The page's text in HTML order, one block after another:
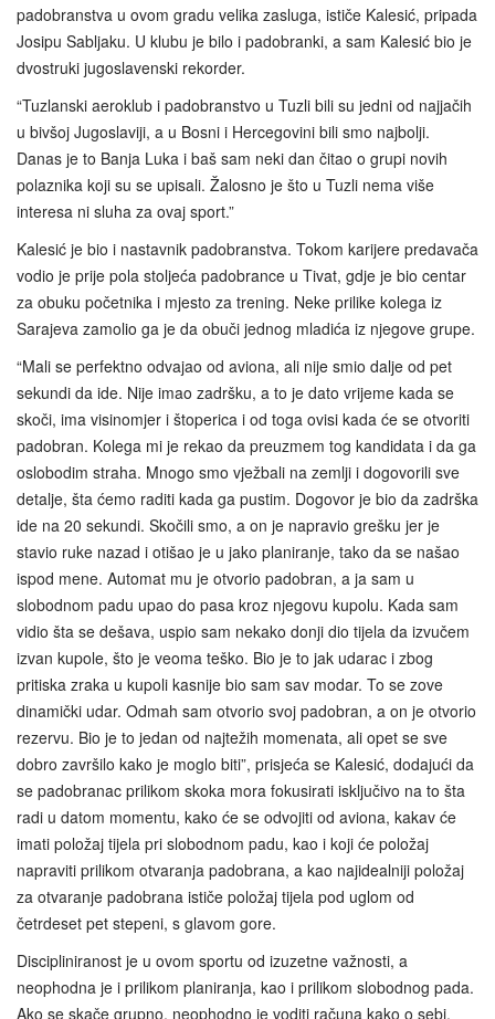
padobranstva u ovom gradu velika zasluga, ističe Kalesić, pripada
Josipu Sabljaku. U klubu je bilo i padobranki, a sam Kalesić bio je
dvostruki jugoslavenski rekorder.
“Tuzlanski aeroklub i padobranstvo u Tuzli bili su jedni od najjačih
u bivšoj Jugoslaviji, a u Bosni i Hercegovini bili smo najbolji.
Danas je to Banja Luka i baš sam neki dan čitao o grupi novih
polaznika koji su se upisali. Žalosno je što u Tuzli nema više
interesa ni sluha za ovaj sport.”
Kalesić je bio i nastavnik padobranstva. Tokom karijere predavača
vodio je prije pola stoljeća padobrance u Tivat, gdje je bio centar
za obuku početnika i mjesto za trening. Neke prilike kolega iz
Sarajeva zamolio ga je da obuči jednog mladića iz njegove grupe.
“Mali se perfektno odvajao od aviona, ali nije smio dalje od pet
sekundi da ide. Nije imao zadršku, a to je dato vrijeme kada se
skoči, ima visinomjer i štoperica i od toga ovisi kada će se otvoriti
padobran. Kolega mi je rekao da preuzmem tog kandidata i da ga
oslobodim straha. Mnogo smo vježbali na zemlji i dogovorili sve
detalje, šta ćemo raditi kada ga pustim. Dogovor je bio da zadrška
ide na 20 sekundi. Skočili smo, a on je napravio grešku jer je
stavio ruke nazad i otišao je u jako planiranje, tako da se našao
ispod mene. Automat mu je otvorio padobran, a ja sam u
slobodnom padu upao do pasa kroz njegovu kupolu. Kada sam
vidio šta se dešava, uspio sam nekako donji dio tijela da izvučem
izvan kupole, što je veoma teško. Bio je to jak udarac i zbog
pritiska zraka u kupoli kasnije bio sam sav modar. To se zove
dinamički udar. Odmah sam otvorio svoj padobran, a on je otvorio
rezervu. Bio je to jedan od najtežih momenata, ali opet se sve
dobro završilo kako je moglo biti”, prisjeća se Kalesić, dodajući da
se padobranac prilikom skoka mora fokusirati isključivo na to šta
radi u datom momentu, kako će se odvojiti od aviona, kakav će
imati položaj tijela pri slobodnom padu, kao i koji će položaj
napraviti prilikom otvaranja padobrana, a kao najidealniji položaj
za otvaranje padobrana ističe položaj tijela pod uglom od
četrdeset pet stepeni, s glavom gore.
Discipliniranost je u ovom sportu od izuzetne važnosti, a
neophodna je i prilikom planiranja, kao i prilikom slobodnog pada.
Ako se skače grupno, neophodno je voditi računa kako o sebi,